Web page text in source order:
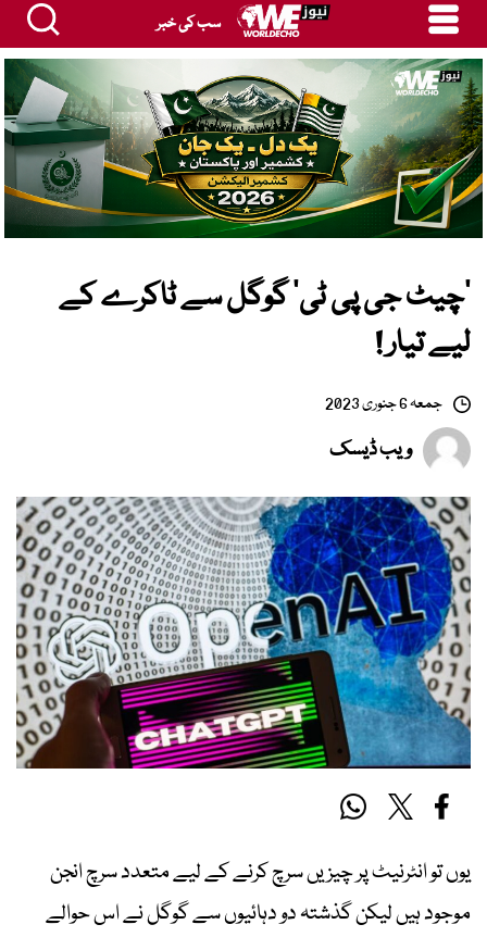
سب کی خبر
’چیٹ جی پی ٹی‘ گوگل سے ٹاکرے کے
لیے تیار !
جمعہ 6 جنوری 2023
ویب ڈیسک
یوں تو انٹرنیٹ پر چیزیں سرچ کرنے کے لیے متعدد سرچ انجن
موجود ہیں لیکن گذشتہ دو دہائیوں سے گوگل نے اس حوالے